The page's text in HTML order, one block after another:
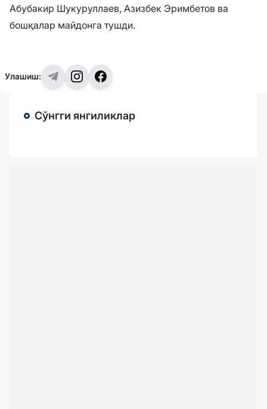
Абубакир Шукуруллаев, Азизбек Эримбетов ва
бошқалар майдонга тушди.
Улашиш:
Сўнгги янгиликлар